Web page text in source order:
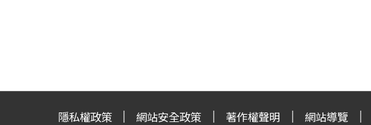
隱私權政策 網站安全政策 著作權聲明 網站導覽